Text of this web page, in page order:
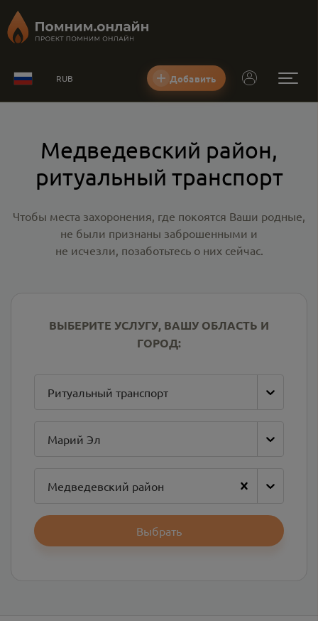
RUB Добавить
Медведевский район,
ритуальный транспорт
Чтобы места захоронения, где покоятся Ваши родные,
не были признаны заброшенными и
не исчезли, позаботьтесь о них сейчас.
ВЫБЕРИТЕ УСЛУГУ, ВАШУ ОБЛАСТЬ И
ГОРОД:
Ритуальный транспорт
Марий Эл
Медведевский район
Выбрать